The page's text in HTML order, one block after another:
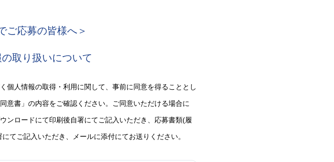
ご応募の皆様へ＞
取り扱いについて
個人情報の取得・利用に関して、事前に同意を得ることとし
意書」の内容をご確認ください。ご同意いただける場合に
ンロードにて印刷後自署にてご記入いただき、応募書類(履
てご記入いただき、メールに添付にてお送りください。